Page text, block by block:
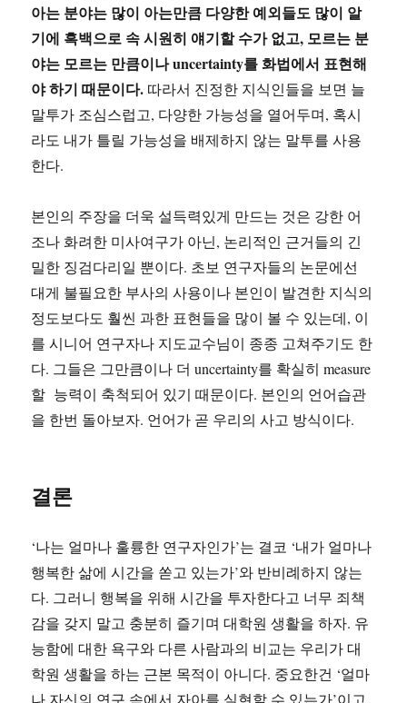
아는 분야는 많이 아는만큼 다양한 예외들도 많이 알
기에 흑백으로 속 시원히 얘기할 수가 없고, 모르는 분
야는 모르는 만큼이나 uncertainty를 화법에서 표현해
야 하기 때문이다. 따라서 진정한 지식인들을 보면 늘
말투가 조심스럽고, 다양한 가능성을 열어두며, 혹시
라도 내가 틀릴 가능성을 배제하지 않는 말투를 사용
한다.
본인의 주장을 더욱 설득력있게 만드는 것은 강한 어
조나 화려한 미사여구가 아닌, 논리적인 근거들의 긴
밀한 징검다리일 뿐이다. 초보 연구자들의 논문에선
대게 불필요한 부사의 사용이나 본인이 발견한 지식의
정도보다도 훨씬 과한 표현들을 많이 볼 수 있는데, 이
를 시니어 연구자나 지도교수님이 종종 고쳐주기도 한
다. 그들은 그만큼이나 더 uncertainty를 확실히 measure
할 능력이 축척되어 있기 때문이다. 본인의 언어습관
을 한번 돌아보자. 언어가 곧 우리의 사고 방식이다.
결론
‘나는 얼마나 훌륭한 연구자인가’는 결코 ‘내가 얼마나
행복한 삶에 시간을 쏟고 있는가’와 반비례하지 않는
다. 그러니 행복을 위해 시간을 투자한다고 너무 죄책
감을 갖지 말고 충분히 즐기며 대학원 생활을 하자. 유
능함에 대한 욕구와 다른 사람과의 비교는 우리가 대
학원 생활을 하는 근본 목적이 아니다. 중요한건 ‘얼마
나 자신의 연구 속에서 자아를 실현할 수 있는가’이고,